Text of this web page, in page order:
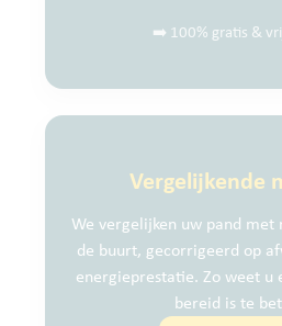
➡️ 100% gratis &
Vergelijkende
We vergelijken uw pand met
de buurt, gecorrigeerd op
energieprestatie. Zo weet u
bereid is te